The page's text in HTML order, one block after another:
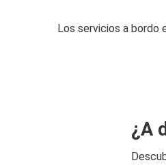
Los servicios a bordo
¿A